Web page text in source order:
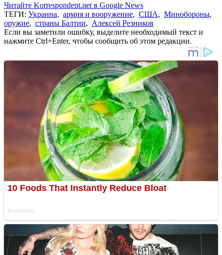
Читайте Korrespondent.net в Google News
ТЕГИ: Украина, армия и вооружение, США, Минобороны,
оружие, страны Балтии, Алексей Резников
Если вы заметили ошибку, выделите необходимый текст и
нажмите Ctrl+Enter, чтобы сообщить об этом редакции.